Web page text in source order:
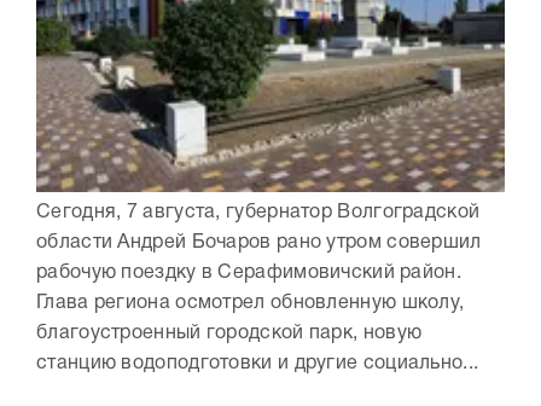
Сегодня, 7 августа, губернатор Волгоградской
области Андрей Бочаров рано утром совершил
рабочую поездку в Серафимовичский район.
Глава региона осмотрел обновленную школу,
благоустроенный городской парк, новую
станцию водоподготовки и другие социально...